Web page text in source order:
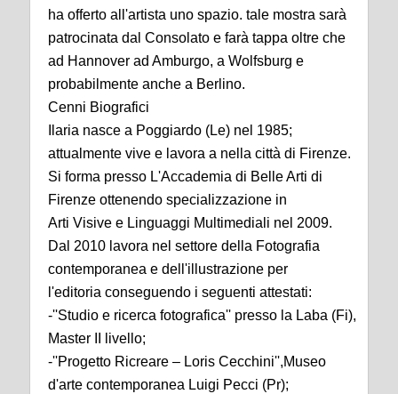
ha offerto all'artista uno spazio. tale mostra sarà
patrocinata dal Consolato e farà tappa oltre che
ad Hannover ad Amburgo, a Wolfsburg e
probabilmente anche a Berlino.
Cenni Biografici
Ilaria nasce a Poggiardo (Le) nel 1985;
attualmente vive e lavora a nella città di Firenze.
Si forma presso L'Accademia di Belle Arti di
Firenze ottenendo specializzazione in
Arti Visive e Linguaggi Multimediali nel 2009.
Dal 2010 lavora nel settore della Fotografia
contemporanea e dell'illustrazione per
l'editoria conseguendo i seguenti attestati:
-''Studio e ricerca fotografica'' presso la Laba (Fi),
Master II livello;
-''Progetto Ricreare – Loris Cecchini'',Museo
d'arte contemporanea Luigi Pecci (Pr);